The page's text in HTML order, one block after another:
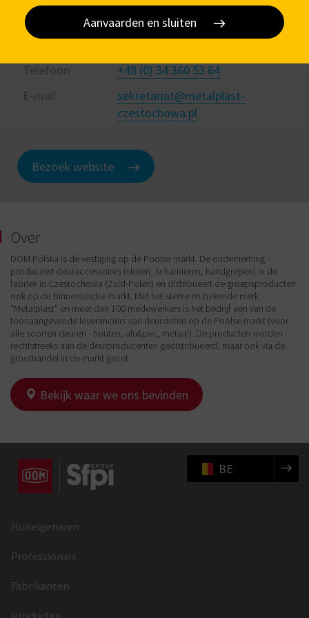
Addres
ul. Krótka 7/9 PL-42-200
Czestochowa
+48 (0) 34 360 53 64
sekretariat@metalplast-
czestochowa.pl
Bezoek website
Over
DOM Polska is de vestiging op de Poolse markt. De onderneming
produceert deuraccessoires (sloten, scharnieren, handgrepen) in de
fabriek in Czestochowa (Zuid-Polen) en distribueert de groepsproducten
ook op de binnenlandse markt. Met het sterke en bekende merk
"Metalplast" en meer dan 100 medewerkers is het bedrijf een van de
toonaangevende leveranciers van deursloten op de Poolse markt (voor
alle soorten deuren - houten, alu&pvc, metaal). De producten worden
rechtstreeks aan de deurproducenten gedistribueerd, maar ook via de
groothandel in de markt gezet.
Bekijk waar we ons bevinden
BE
Huiseigenaren
Professionals
Fabrikanten
Producten
Aanvaarden en sluiten